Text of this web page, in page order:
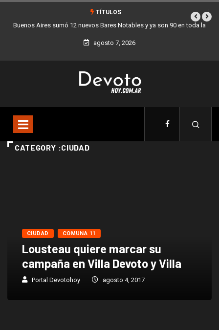
TÍTULOS
Buenos Aires sumó 12 nuevos Bares Notables y ya son 90 en toda la
Ciudad
agosto 7, 2026
CATEGORY :CIUDAD
CIUDAD COMUNA 11
Lousteau quiere marcar su
campaña en Villa Devoto y Villa
Portal Devotohoy agosto 4, 2017